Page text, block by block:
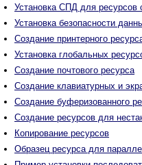
Установка СПД для ресурсов
Установка безопасности
Создание принтерного
Установка глобальных
Создание почтового ресурса
Создание клавиатурных и
Создание буферизованного
Создание ресурсов для
Копирование ресурсов
Образец ресурса для